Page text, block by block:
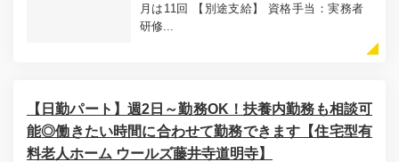
月は11回 【別途支給】 資格手当：実務者
研修...
【日勤パート】週2日～勤務OK！扶養内勤務も相談可
能◎働きたい時間に合わせて勤務できます【住宅型有
料老人ホーム ウールズ藤井寺道明寺】